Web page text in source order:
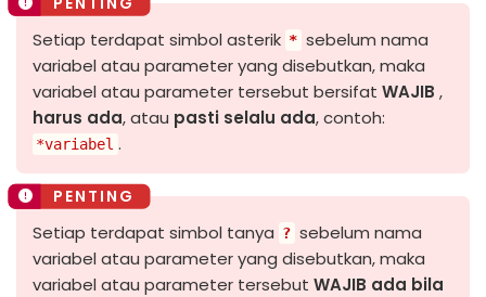
Setiap terdapat simbol asterik * sebelum nama
variabel atau parameter yang disebutkan, maka
variabel atau parameter tersebut bersifat WAJIB ,
harus ada, atau pasti selalu ada, contoh:
*variabel .
Setiap terdapat simbol tanya ? sebelum nama
variabel atau parameter yang disebutkan, maka
variabel atau parameter tersebut WAJIB ada bila